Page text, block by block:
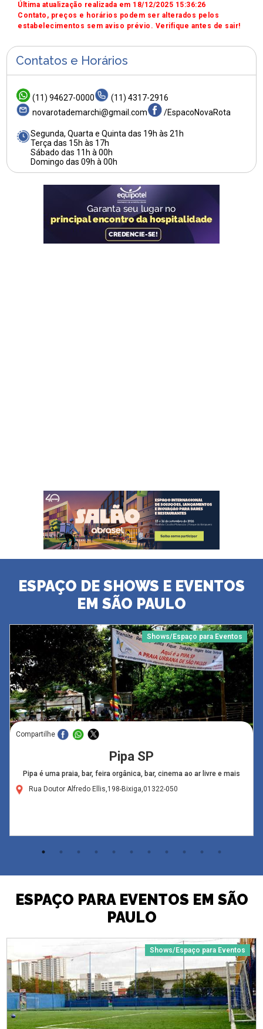
Última atualização realizada em 18/12/2025 15:36:26
Contato, preços e horários podem ser alterados pelos
estabelecimentos sem aviso prévio. Verifique antes de sair!
Contatos e Horários
(11) 94627-0000
(11) 4317-2916
novarotademarchi@gmail.com
/EspacoNovaRota
Segunda, Quarta e Quinta das 19h às 21h
Terça das 15h às 17h
Sábado das 11h à 00h
Domingo das 09h à 00h
ESPAÇO DE SHOWS E EVENTOS
EM SÃO PAULO
Shows/Espaço para Eventos
Compartilhe
Pipa SP
Pipa é uma praia, bar, feira orgânica, bar, cinema ao ar livre e mais
Rua Doutor Alfredo Ellis,198-Bixiga,01322-050
ESPAÇO PARA EVENTOS EM SÃO
PAULO
Shows/Espaço para Eventos